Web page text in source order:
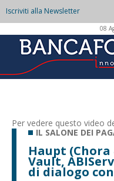
Iscriviti alla Newsletter
08
Per vedere questo video
IL SALONE DEI
Haupt (Chora
Vault,
di dialogo